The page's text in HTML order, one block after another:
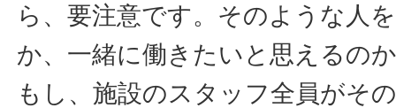
ら、要注意です。そのような人
か、一緒に働きたいと思えるの
もし、施設のスタッフ全員がそ